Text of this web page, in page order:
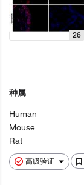
高级验证
26
种属
Human
Mouse
Rat